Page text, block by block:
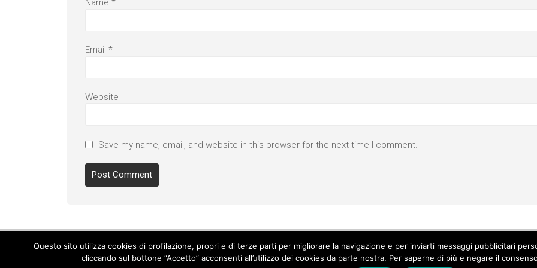
Name *
Email *
Website
Save my name, email, and website in this browser for the next time I comment.
Questo sito utilizza cookies di profilazione, propri e di terze parti per migliorare la navigazione e per inviarti messaggi pubblicitari
cliccando sul bottone “Accetto” acconsenti all’utilizzo dei cookies da parte nostra. Per saperne di più e negare il